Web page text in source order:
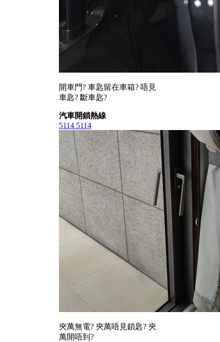
開車門? 車匙留在車箱? 唔見
車匙? 斷車匙?
汽車開鎖熱線
5114 5114
夾萬無電? 夾萬唔見鎖匙? 夾
萬開唔到?